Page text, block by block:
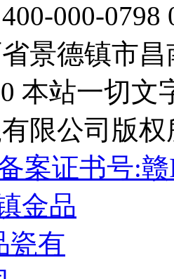
000-0798
景德镇市
本站一切
限公司版
案证书号: